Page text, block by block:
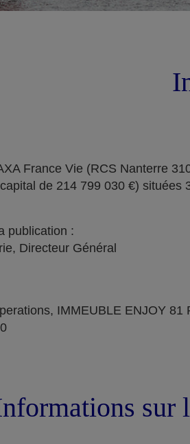
France Vie (RCS Nanterre
de 214 799 030 €) situées
publication :
Directeur Général
IMMEUBLE ENJOY
sur